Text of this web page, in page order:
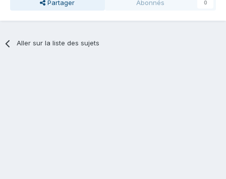
Partager Abonnés 0
Aller sur la liste des sujets